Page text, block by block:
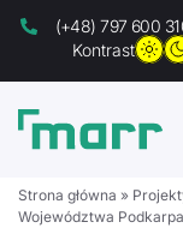
(+48) 797 600
Kontrast
Strona główna »
Województwa